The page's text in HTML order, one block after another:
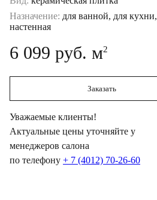
Назначение: для ванной, для кухни,
настенная
6 099 руб. м2
Заказать
Уважаемые клиенты!
Актуальные цены уточняйте у
менеджеров салона
по телефону + 7 (4012) 70-26-60